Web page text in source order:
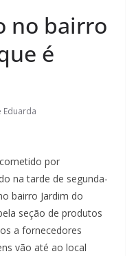
no bairro
é
Eduarda
por
na tarde de segunda-
bairro Jardim do
seção de produtos
a fornecedores
vão até ao local